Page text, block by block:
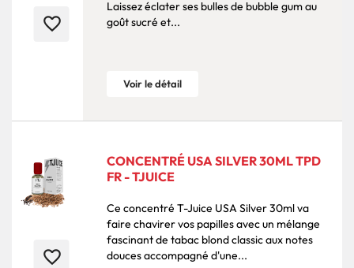
favorite_border
Laissez éclater ses bulles de bubble gum au
goût sucré et...
Voir le détail
favorite_border
CONCENTRÉ USA SILVER 30ML TPD
FR - TJUICE
Ce concentré T-Juice USA Silver 30ml va
faire chavirer vos papilles avec un mélange
fascinant de tabac blond classic aux notes
douces accompagné d'une...